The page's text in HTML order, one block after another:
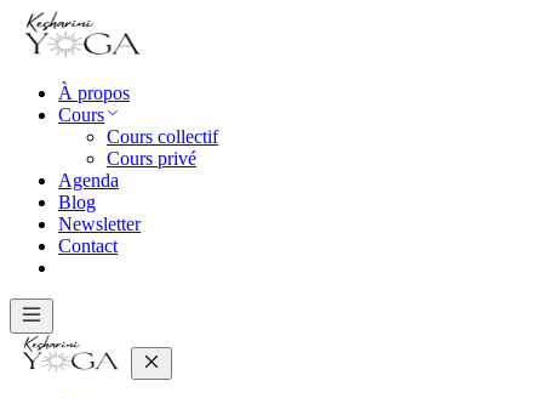
À propos
Cours
Cours collectif
Cours privé
Agenda
Blog
Newsletter
Contact